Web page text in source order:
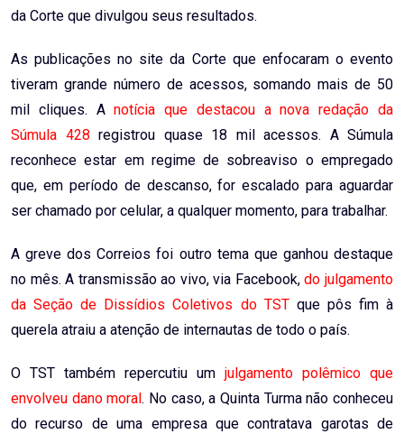
da Corte que divulgou seus resultados.
As publicações no site da Corte que enfocaram o evento
tiveram grande número de acessos, somando mais de 50
mil cliques. Anotícia que destacou a nova redação da
Súmula 428 registrou quase 18 mil acessos. A Súmula
reconhece estar em regime de sobreaviso o empregado
que, em período de descanso, for escalado para aguardar
ser chamado por celular, a qualquer momento, para trabalhar.
A greve dos Correios foi outro tema que ganhou destaque
no mês. A transmissão ao vivo, via Facebook,do julgamento
da Seção de Dissídios Coletivos do TSTque pôs fim à
querela atraiu a atenção de internautas de todo o país.
O TST também repercutiu um julgamento polêmico que
envolveu dano moral. No caso, a Quinta Turma não conheceu
do recurso de uma empresa que contratava garotas de